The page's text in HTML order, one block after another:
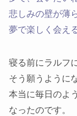
悲しみの壁が薄
夢で楽しく会え
寝る前にラルフ
そう願うように
本当に毎日のよ
なったのです。